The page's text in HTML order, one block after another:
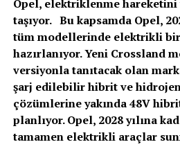
Opel, elektriklenme
taşıyor. Bu kapsamda Opel,
tüm modellerinde elektrikli bir
hazırlanıyor. Yeni Crossland
versiyonla tanıtacak olan
şarj edilebilir hibrit ve
çözümlerine yakında 48V
planlıyor. Opel, 2028 yılına
tamamen elektrikli araçlar